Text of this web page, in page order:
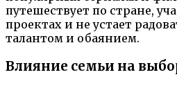
путешествует по стране,
проектах и не устает
талантом и обаянием.
Влияние семьи на